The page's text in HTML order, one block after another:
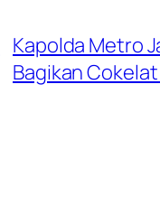
Kapolda Metro
Bagikan